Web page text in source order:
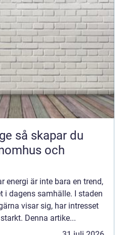
du
och
energi är inte bara en trend,
i dagens samhälle. I staden
visar sig, har intresset
Denna artike...